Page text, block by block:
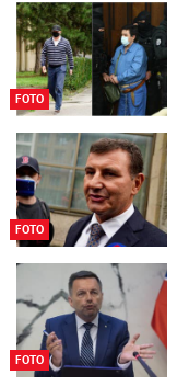
FOTO
FOTO
FOTO